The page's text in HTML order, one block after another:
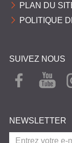
i
b
i
n
PLAN DU
POLITIQUE
SUIVEZ NOUS
FAC
EBO
YOU
TUB
NEWSLETTER